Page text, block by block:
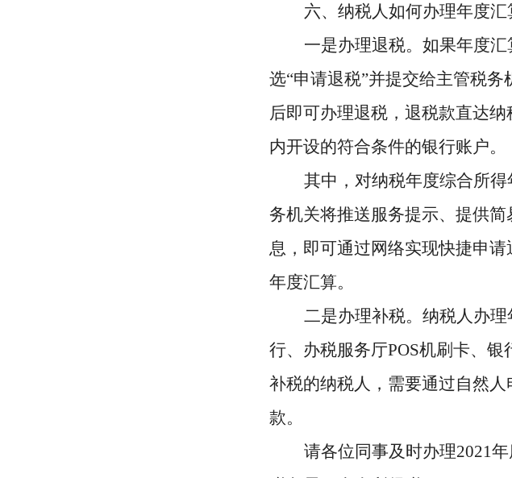
六、 纳税人如何办理年度汇
一是办理退税。如果年度
选“申请退税”并提交给主管税
后即可办理退税，退税款直达
内开设的符合条件的银行账户。
其中，对纳税年度综合所得
务机关将推送服务提示、提供
息，即可通过网络实现快捷申
年度汇算。
二是办理补税。纳税人办
行、办税服务厅POS机刷卡、
补税的纳税人，需要通过自然
款。
请各位同事及时办理2021